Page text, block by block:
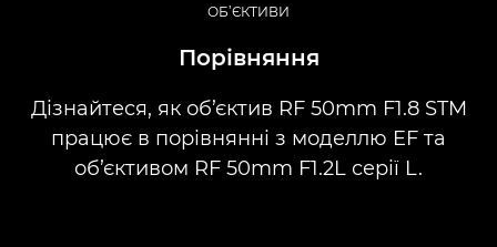
ОБ’ЄКТИВИ
Порівняння
Дізнайтеся, як об’єктив RF 50mm F1.8 STM
працює в порівнянні з моделлю EF та
об’єктивом RF 50mm F1.2L серії L.